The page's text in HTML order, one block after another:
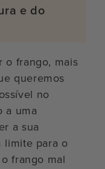
e do
o frango, mais
queremos
no
a uma
a sua
limite para o
frango mal